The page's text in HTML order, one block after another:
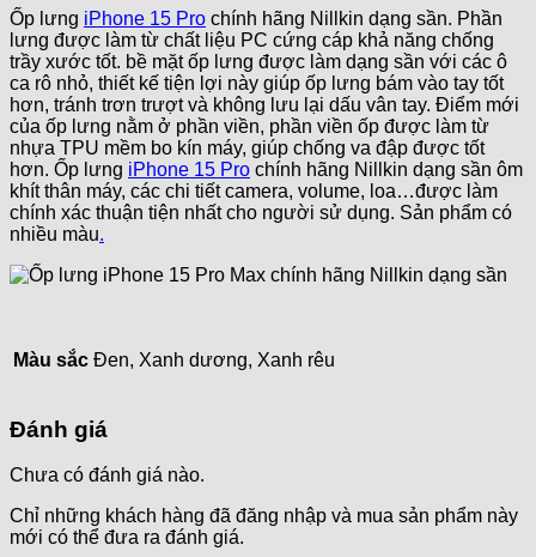
Ốp lưng iPhone 15 Pro chính hãng Nillkin dạng sần. Phần
lưng được làm từ chất liệu PC cứng cáp khả năng chống
trầy xước tốt. bề mặt ốp lưng được làm dạng sần với các ô
ca rô nhỏ, thiết kế tiện lợi này giúp ốp lưng bám vào tay tốt
hơn, tránh trơn trượt và không lưu lại dấu vân tay. Điểm mới
của ốp lưng nằm ở phần viền, phần viền ốp được làm từ
nhựa TPU mềm bo kín máy, giúp chống va đập được tốt
hơn. Ốp lưng iPhone 15 Pro chính hãng Nillkin dạng sần ôm
khít thân máy, các chi tiết camera, volume, loa…được làm
chính xác thuận tiện nhất cho người sử dụng. Sản phẩm có
nhiều màu.
Màu sắc Đen, Xanh dương, Xanh rêu
Đánh giá
Chưa có đánh giá nào.
Chỉ những khách hàng đã đăng nhập và mua sản phẩm này
mới có thể đưa ra đánh giá.